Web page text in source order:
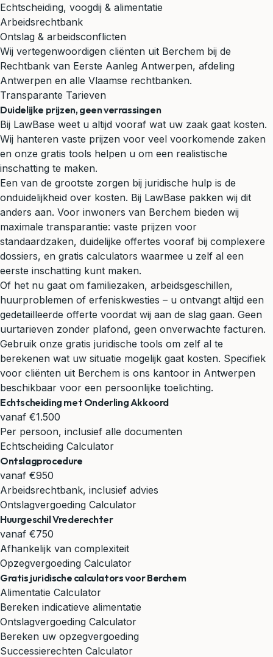
Echtscheiding, voogdij & alimentatie
Arbeidsrechtbank
Ontslag & arbeidsconflicten
Wij vertegenwoordigen cliënten uit Berchem bij de
Rechtbank van Eerste Aanleg Antwerpen, afdeling
Antwerpen en alle Vlaamse rechtbanken.
Transparante Tarieven
Duidelijke prijzen, geen verrassingen
Bij LawBase weet u altijd vooraf wat uw zaak gaat kosten.
Wij hanteren vaste prijzen voor veel voorkomende zaken
en onze gratis tools helpen u om een realistische
inschatting te maken.
Een van de grootste zorgen bij juridische hulp is de
onduidelijkheid over kosten. Bij LawBase pakken wij dit
anders aan. Voor inwoners van Berchem bieden wij
maximale transparantie: vaste prijzen voor
standaardzaken, duidelijke offertes vooraf bij complexere
dossiers, en gratis calculators waarmee u zelf al een
eerste inschatting kunt maken.
Of het nu gaat om familiezaken, arbeidsgeschillen,
huurproblemen of erfeniskwesties – u ontvangt altijd een
gedetailleerde offerte voordat wij aan de slag gaan. Geen
uurtarieven zonder plafond, geen onverwachte facturen.
Gebruik onze gratis juridische tools om zelf al te
berekenen wat uw situatie mogelijk gaat kosten. Specifiek
voor cliënten uit Berchem is ons kantoor in Antwerpen
beschikbaar voor een persoonlijke toelichting.
Echtscheiding met Onderling Akkoord
vanaf €1.500
Per persoon, inclusief alle documenten
Echtscheiding Calculator
Ontslagprocedure
vanaf €950
Arbeidsrechtbank, inclusief advies
Ontslagvergoeding Calculator
Huurgeschil Vrederechter
vanaf €750
Afhankelijk van complexiteit
Opzegvergoeding Calculator
Gratis juridische calculators voor Berchem
Alimentatie Calculator
Bereken indicatieve alimentatie
Ontslagvergoeding Calculator
Bereken uw opzegvergoeding
Successierechten Calculator